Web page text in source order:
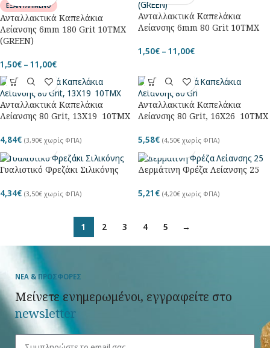
ΕΞΑΝΤΛΗΜΕΝΟ
Ανταλλακτικά Καπελάκια
Λείανσης 6mm 180 Grit 10ΤΜΧ
(GREEN)
1,50€ – 11,00€
Ανταλλακτικά Καπελάκια
Λείανσης 6mm 80 Grit 10ΤΜΧ
1,50€ – 11,00€
Ανταλλακτικά Καπελάκια
Λείανσης 80 Grit, 13Χ19 10ΤΜΧ
4,84€ (3,90€ χωρίς ΦΠΑ)
Ανταλλακτικά Καπελάκια
Λείανσης 80 Grit, 16Χ26 10ΤΜΧ
5,58€ (4,50€ χωρίς ΦΠΑ)
Γυαλιστικό Φρεζάκι Σιλικόνης
4,34€ (3,50€ χωρίς ΦΠΑ)
Δερμάτινη Φρέζα Λείανσης 25
5,21 € (4,20€ χωρίς ΦΠΑ)
1 2 3 4 5 →
ΝΕΑ & ΠΡΟΣΦΟΡΕΣ
Μείνετε ενημερωμένοι, εγγραφείτε στο
newsletter